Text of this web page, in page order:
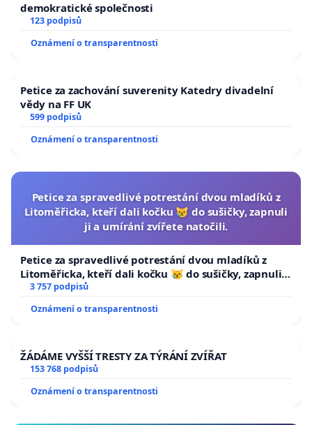
demokratické společnosti
123 podpisů
Oznámení o transparentnosti
Petice za zachování suverenity Katedry divadelní
vědy na FF UK
599 podpisů
Oznámení o transparentnosti
Petice za spravedlivé potrestání dvou mladíků z
Litoměřicka, kteří dali kočku 😿 do sušičky, zapnuli
ji a umírání zvířete natočili.
Petice za spravedlivé potrestání dvou mladíků z
Litoměřicka, kteří dali kočku 😿 do sušičky, zapnuli ji
a umírání zvířete natočili.
3 757 podpisů
Oznámení o transparentnosti
ŽÁDÁME VYŠŠÍ TRESTY ZA TÝRÁNÍ ZVÍŘAT
153 768 podpisů
Oznámení o transparentnosti